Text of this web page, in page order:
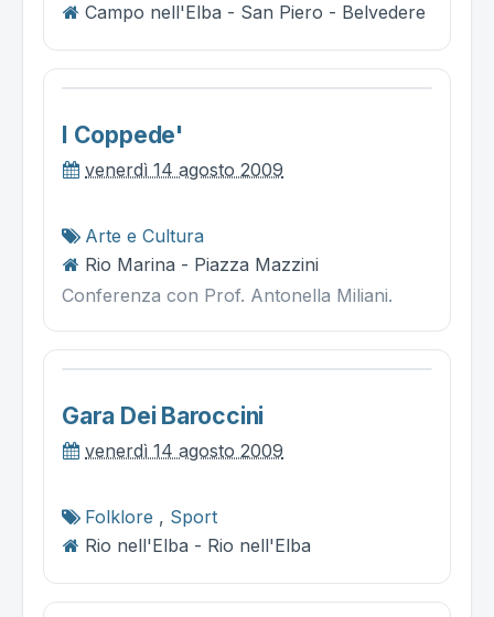
Campo nell'Elba - San Piero - Belvedere
I Coppede'
venerdì 14 agosto 2009
Arte e Cultura
Rio Marina - Piazza Mazzini
Conferenza con Prof. Antonella Miliani.
Gara Dei Baroccini
venerdì 14 agosto 2009
Folklore , Sport
Rio nell'Elba - Rio nell'Elba